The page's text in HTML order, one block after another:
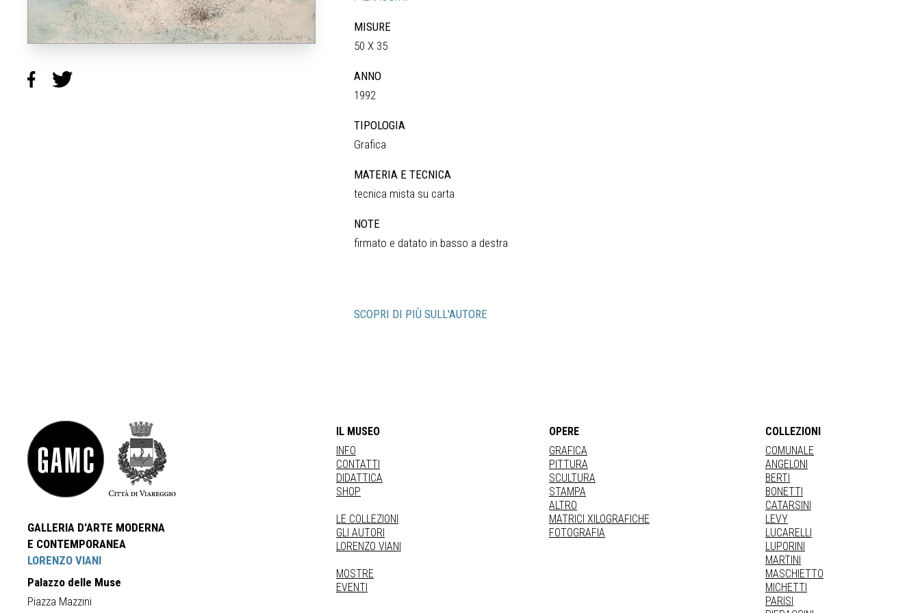
MISURE
50 X 35
ANNO
1992
TIPOLOGIA
Grafica
MATERIA E TECNICA
tecnica mista su carta
NOTE
firmato e datato in basso a destra
SCOPRI DI PIÙ SULL'AUTORE
GALLERIA D'ARTE MODERNA
E CONTEMPORANEA
LORENZO VIANI
Palazzo delle Muse
Piazza Mazzini
IL MUSEO
INFO
CONTATTI
DIDATTICA
SHOP
LE COLLEZIONI
GLI AUTORI
LORENZO VIANI
MOSTRE
EVENTI
OPERE
GRAFICA
PITTURA
SCULTURA
STAMPA
ALTRO
MATRICI XILOGRAFICHE
FOTOGRAFIA
COLLEZIONI
COMUNALE
ANGELONI
BERTI
BONETTI
CATARSINI
LEVY
LUCARELLI
LUPORINI
MARTINI
MASCHIETTO
MICHETTI
PARISI